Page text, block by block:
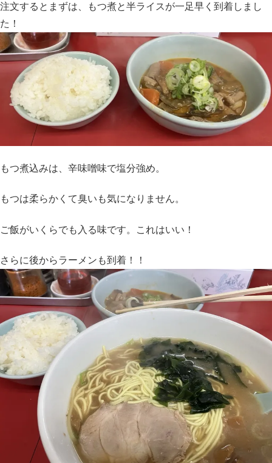
注文するとまずは、もつ煮と半ライスが一足早く到着しまし
た！
もつ煮込みは、辛味噌味で塩分強め。
もつは柔らかくて臭いも気になりません。
ご飯がいくらでも入る味です。これはいい！
さらに後からラーメンも到着！！